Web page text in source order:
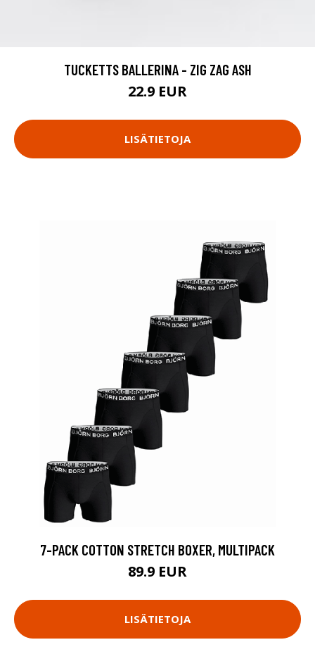
TUCKETTS BALLERINA - ZIG ZAG ASH
22.9 EUR
LISÄTIETOJA
7-PACK COTTON STRETCH BOXER, MULTIPACK
89.9 EUR
LISÄTIETOJA